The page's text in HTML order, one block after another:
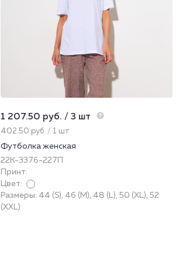
1 207.50 руб. / 3 шт
402.50 руб. / 1 шт
Футболка женская
22К-3376-227П
Принт:
Цвет:
Размеры: 44 (S), 46 (M), 48 (L), 50 (XL), 52
(XXL)